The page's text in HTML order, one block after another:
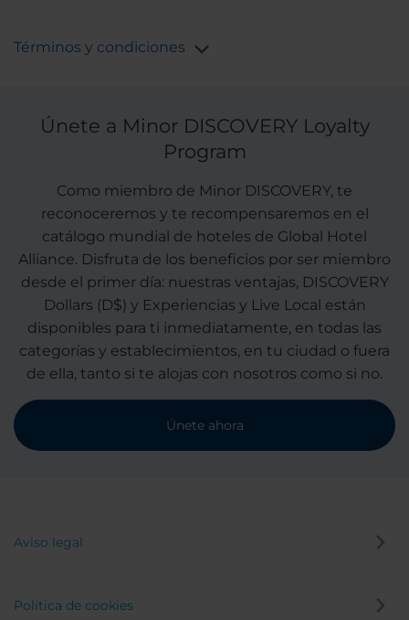
Términos y condiciones
Únete a Minor DISCOVERY Loyalty
Program
Como miembro de Minor DISCOVERY, te
reconoceremos y te recompensaremos en el
catálogo mundial de hoteles de Global Hotel
Alliance. Disfruta de los beneficios por ser miembro
desde el primer día: nuestras ventajas, DISCOVERY
Dollars (D$) y Experiencias y Live Local están
disponibles para ti inmediatamente, en todas las
categorías y establecimientos, en tu ciudad o fuera
de ella, tanto si te alojas con nosotros como si no.
Únete ahora
Aviso legal
Política de cookies